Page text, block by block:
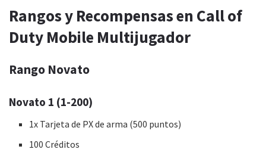
Rangos y Recompensas en Call of
Duty Mobile Multijugador
Rango Novato
Novato 1 (1-200)
1x Tarjeta de PX de arma (500 puntos)
100 Créditos